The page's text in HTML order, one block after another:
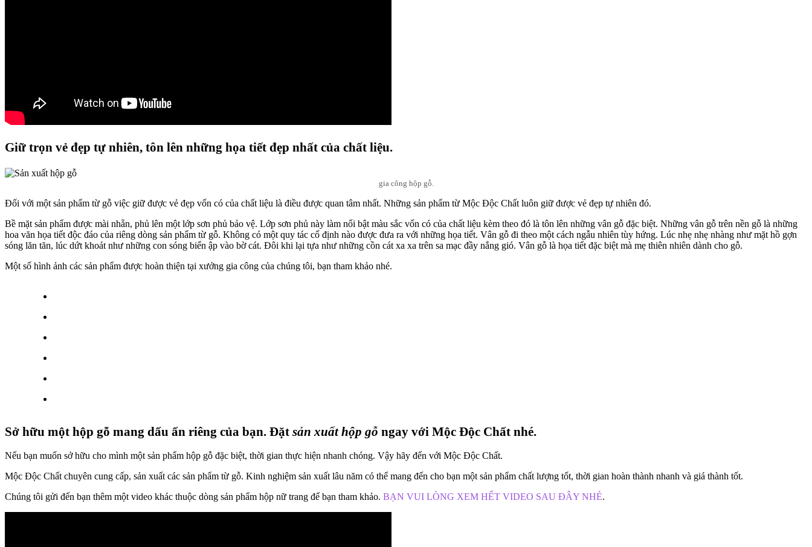
Giữ trọn vẻ đẹp tự nhiên, tôn lên những họa tiết đẹp nhất của chất liệu.
gia công hộp gỗ.
Đối với một sản phẩm từ gỗ việc giữ được vẻ đẹp vốn có của chất liệu là điều được quan tâm nhất. Những sản phẩm từ Mộc Độc Chất luôn giữ được vẻ đẹp tự nhiên đó.
Bề mặt sản phẩm được mài nhẵn, phủ lên một lớp sơn phủ bảo vệ. Lớp sơn phủ này làm nổi bật màu sắc vốn có của chất liệu kèm theo đó là tôn lên những vân gỗ đặc biệt. Những vân gỗ trên nền gỗ là những
hoa văn họa tiết độc đáo của riêng dòng sản phẩm từ gỗ. Không có một quy tác cố định nào được đưa ra với những họa tiết. Vân gỗ đi theo một cách ngẫu nhiên tùy hứng. Lúc nhẹ nhẹ nhàng như mặt hồ gợn
sóng lăn tăn, lúc dứt khoát như những con sóng biển ập vào bờ cát. Đôi khi lại tựa như những cồn cát xa xa trên sa mạc đầy nắng gió. Vân gỗ là họa tiết đặc biệt mà mẹ thiên nhiên dành cho gỗ.
Một số hình ảnh các sản phẩm được hoàn thiện tại xưởng gia công của chúng tôi, bạn tham khảo nhé.
Sở hữu một hộp gỗ mang dấu ấn riêng của bạn. Đặt sản xuất hộp gỗ ngay với Mộc Độc Chất nhé.
Nếu bạn muốn sở hữu cho mình một sản phẩm hộp gỗ đặc biệt, thời gian thực hiện nhanh chóng. Vậy hãy đến với Mộc Độc Chất.
Mộc Độc Chất chuyên cung cấp, sản xuất các sản phẩm từ gỗ. Kinh nghiệm sản xuất lâu năm có thể mang đến cho bạn một sản phẩm chất lượng tốt, thời gian hoàn thành nhanh và giá thành tốt.
Chúng tôi gửi đến bạn thêm một video khác thuộc dòng sản phẩm hộp nữ trang để bạn tham khảo. BẠN VUI LÒNG XEM HẾT VIDEO SAU ĐÂY NHÉ.